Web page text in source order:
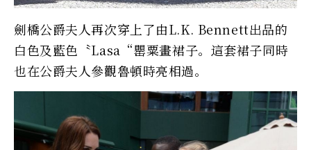
劍橋公爵夫人再次穿上了由L.K. Bennett出品的
白色及藍色〝Lasa“罌粟畫裙子。這套裙子同時
也在公爵夫人參觀魯頓時亮相過。